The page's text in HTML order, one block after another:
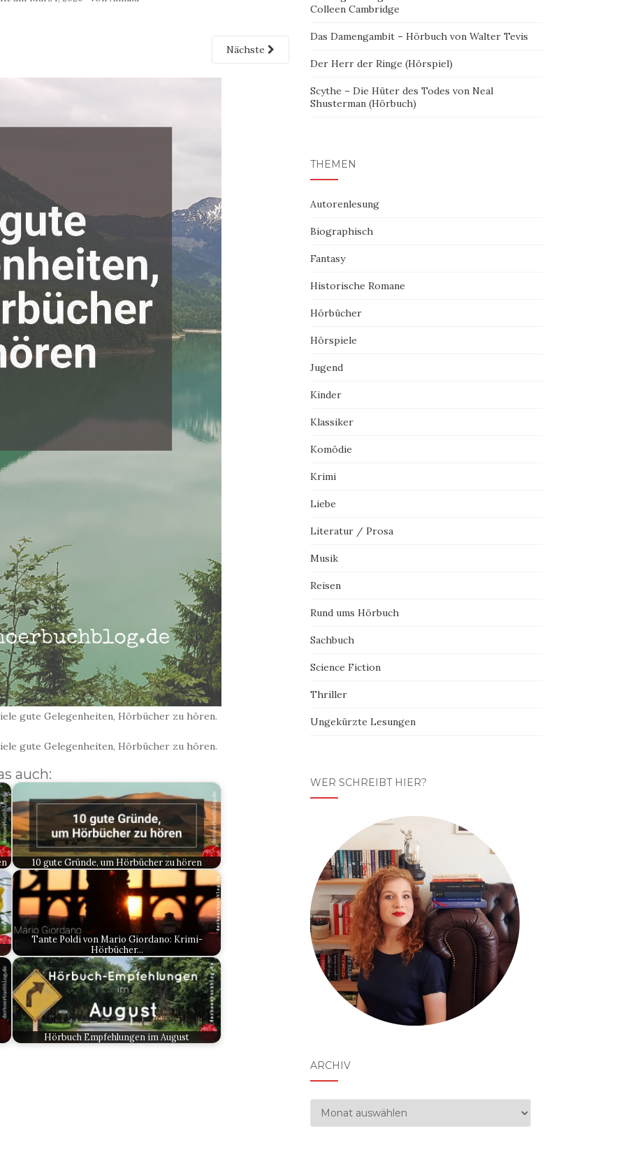
Nächste
gute Gelegenheiten, Hörbücher zu hören.
gute Gelegenheiten, Hörbücher zu hören.
auch:
10 gute Gründe, um Hörbücher zu hören
Tante Poldi von Mario Giordano: Krimi-
Hörbücher…
Hörbuch Empfehlungen im August
Colleen Cambridge
Das Damengambit – Hörbuch von Walter Tevis
Der Herr der Ringe (Hörspiel)
Scythe – Die Hüter des Todes von Neal
Shusterman (Hörbuch)
THEMEN
Autorenlesung
Biographisch
Fantasy
Historische Romane
Hörbücher
Hörspiele
Jugend
Kinder
Klassiker
Komödie
Krimi
Liebe
Literatur / Prosa
Musik
Reisen
Rund ums Hörbuch
Sachbuch
Science Fiction
Thriller
Ungekürzte Lesungen
WER SCHREIBT HIER?
ARCHIV
Archiv